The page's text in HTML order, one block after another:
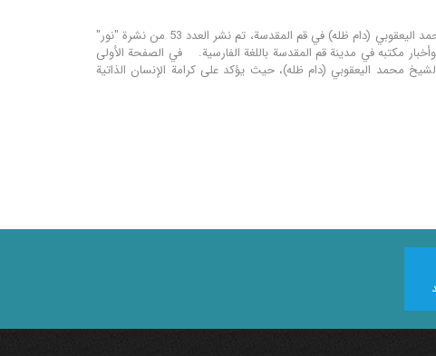
مؤسسة نور للترجمة و التحقيق تحت إشراف مكتب سماحة المرجع الديني اية الله العظمى الشيخ محمد اليعقوبي (دام ظله) في قم المقدسة، تم نشر العدد 53 من نشرة "نور"
مكتبه في مدينة قم المقدسة باللغة الفارسية. في الصفحة الأولى
محمد اليعقوبي (دام ظله)، حيث يؤكد على كرامة الإنسان الذاتية